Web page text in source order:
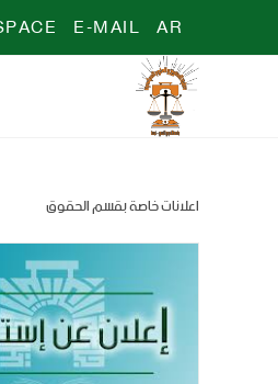
AR
E-MAIL
اعلانات خاصة بقسم الحقوق